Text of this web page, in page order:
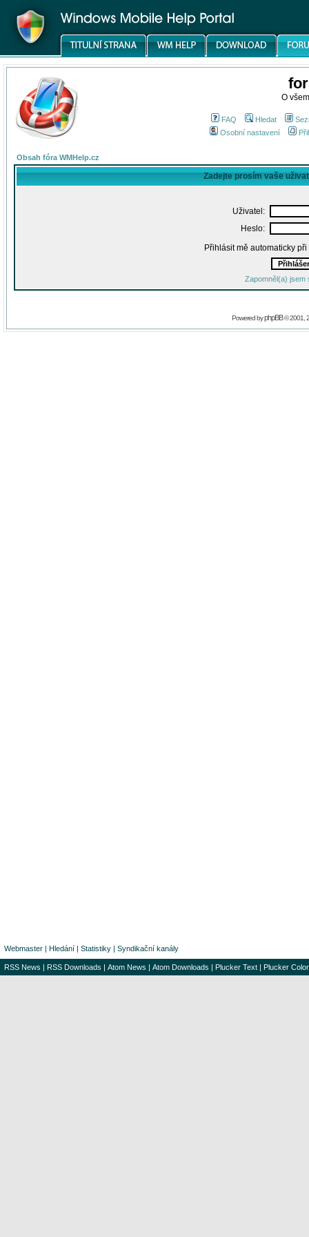
O
FAQ Hledat
Osobní nastavení
Obsah fóra WMHelp.cz
Zadejte prosím vaše
Uživatel:
Heslo:
Přihlásit mě automaticky
Zapomněl(a) jsem
Powered byphpBB© 2001,
Webmaster | Hledání | Statistiky | Syndikační kanály
RSS News | RSS Downloads | Atom News | Atom Downloads | Plucker Text | Plucker Color